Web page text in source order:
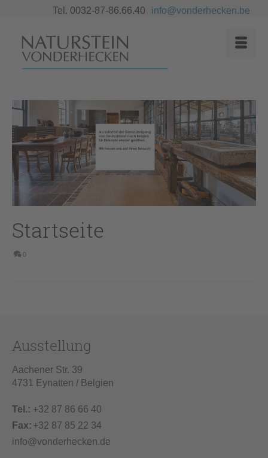
Tel. 0032-87-86.66.40 info@vonderhecken.be
Startseite
0
Ausstellung
Aachener Str. 39
4731 Eynatten / Belgien
Tel.: +32 87 86 66 40
Fax: +32 87 85 22 34
info@vonderhecken.de